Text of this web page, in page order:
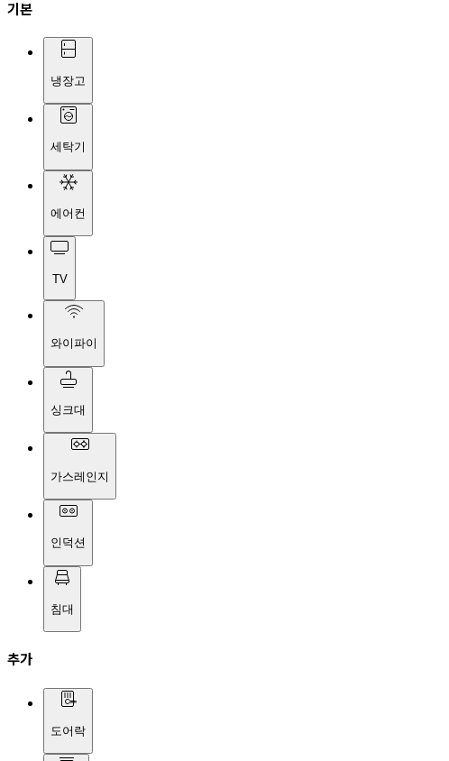
기본
냉장고
세탁기
에어컨
TV
와이파이
싱크대
가스레인지
인덕션
침대
추가
도어락